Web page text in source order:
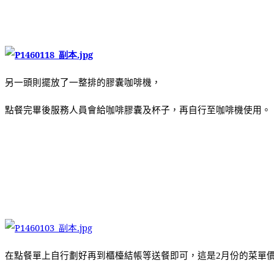
另一頭則擺放了一整排的膠囊咖啡機，
點餐完畢後服務人員會給咖啡膠囊及杯子，再自行至咖啡機使用。
在點餐單上自行劃好再到櫃檯結帳等送餐即可，這是2月份的菜單